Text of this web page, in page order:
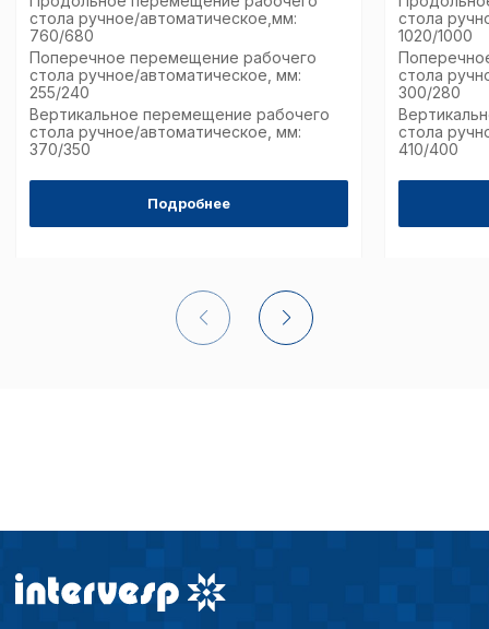
стола ручное/автоматическое,мм:
760/680
Поперечное перемещение рабочего
стола ручное/автоматическое, мм:
255/240
Вертикальное перемещение рабочего
стола ручное/автоматическое, мм:
370/350
Подробнее
стола
1020/1000
стола
300/280
стола
410/400
страницы и
совершенствованию
исходя из
пользователей.
Сохранить выбор